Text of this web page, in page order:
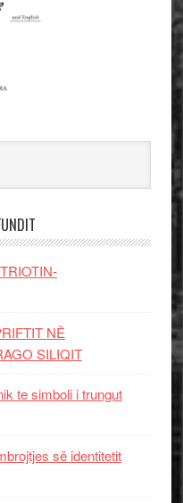
NË
SILIQIT
te simboli i trungut
së identitetit